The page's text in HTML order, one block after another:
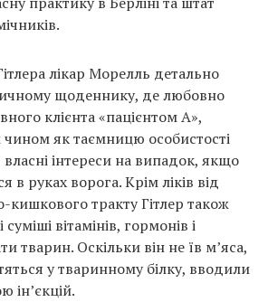
лікар Морелль детально
щоденнику, де любовно
клієнта «пацієнтом А»,
як таємницю особистості
власні інтереси на випадок, якщо
в руках ворога. Крім ліків від
кишкового тракту Гітлер також
вітамінів, гормонів і
тварин. Оскільки він не їв м’яса,
у тваринному білку, вводили
ін’єкцій.